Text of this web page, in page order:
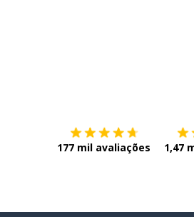
177 mil avaliações 1,47